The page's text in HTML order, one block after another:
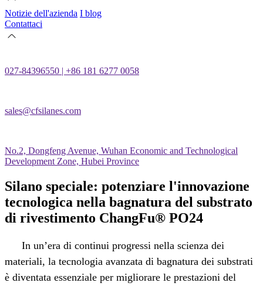
Notizie dell'azienda I blog
Contattaci
027-84396550 | +86 181 6277 0058
sales@cfsilanes.com
No.2, Dongfeng Avenue, Wuhan Economic and Technological
Development Zone, Hubei Province
Silano speciale: potenziare l'innovazione
tecnologica nella bagnatura del substrato
di rivestimento ChangFu® PO24
In un’era di continui progressi nella scienza dei
materiali, la tecnologia avanzata di bagnatura dei substrati
è diventata essenziale per migliorare le prestazioni del